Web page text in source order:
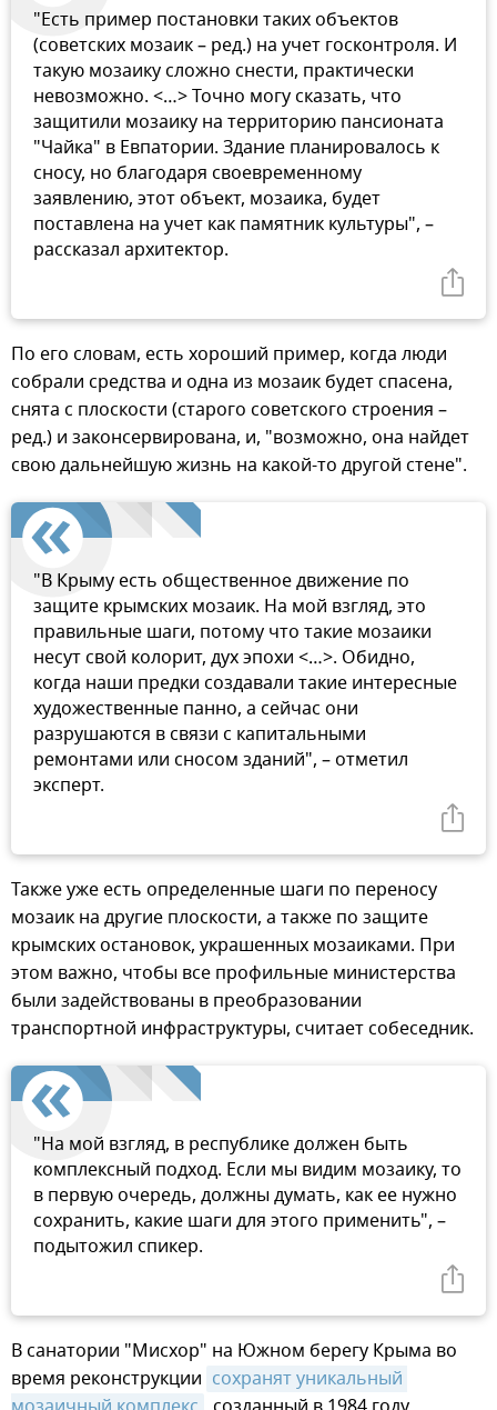
"Есть пример постановки таких объектов
(советских мозаик – ред.) на учет госконтроля. И
такую мозаику сложно снести, практически
невозможно. <…> Точно могу сказать, что
защитили мозаику на территорию пансионата
"Чайка" в Евпатории. Здание планировалось к
сносу, но благодаря своевременному
заявлению, этот объект, мозаика, будет
поставлена на учет как памятник культуры", –
рассказал архитектор.
По его словам, есть хороший пример, когда люди
собрали средства и одна из мозаик будет спасена,
снята с плоскости (старого советского строения –
ред.) и законсервирована, и, "возможно, она найдет
свою дальнейшую жизнь на какой-то другой стене".
"В Крыму есть общественное движение по
защите крымских мозаик. На мой взгляд, это
правильные шаги, потому что такие мозаики
несут свой колорит, дух эпохи <…>. Обидно,
когда наши предки создавали такие интересные
художественные панно, а сейчас они
разрушаются в связи с капитальными
ремонтами или сносом зданий", – отметил
эксперт.
Также уже есть определенные шаги по переносу
мозаик на другие плоскости, а также по защите
крымских остановок, украшенных мозаиками. При
этом важно, чтобы все профильные министерства
были задействованы в преобразовании
транспортной инфраструктуры, считает собеседник.
"На мой взгляд, в республике должен быть
комплексный подход. Если мы видим мозаику, то
в первую очередь, должны думать, как ее нужно
сохранить, какие шаги для этого применить", –
подытожил спикер.
В санатории "Мисхор" на Южном берегу Крыма во
время реконструкции сохранят уникальный